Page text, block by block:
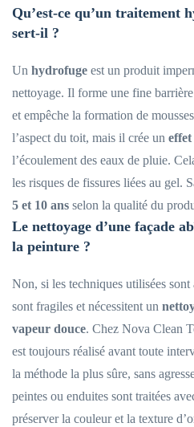
Qu’est-ce qu’un traitement
sert-il ?
Un hydrofuge est un produit
nettoyage. Il forme une fine
et empêche la formation de
l’aspect du toit, mais il crée un
l’écoulement des eaux de pluie.
les risques de fissures liées au gel.
5 et 10 ans selon la qualité du
Le nettoyage d’une façade
la peinture ?
Non, si les techniques utilisées sont
sont fragiles et nécessitent un
vapeur douce. Chez Nova Clean
est toujours réalisé avant toute
la méthode la plus sûre, sans
peintes ou enduites sont traitées
préserver la couleur et la texture